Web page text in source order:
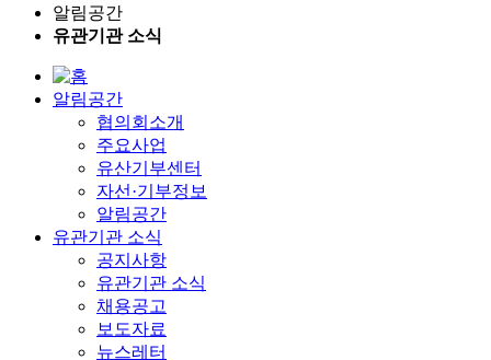
알림공간
유관기관 소식
알림공간
협의회소개
주요사업
유산기부센터
자선·기부정보
알림공간
유관기관 소식
공지사항
유관기관 소식
채용공고
보도자료
뉴스레터